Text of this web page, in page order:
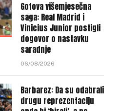
Gotova višemjesečna
saga: Real Madrid i
Vinicius Junior postigli
dogovor o nastavku
saradnje
06/08/2026
Barbarez: Da su odabrali
drugu reprezentaciju